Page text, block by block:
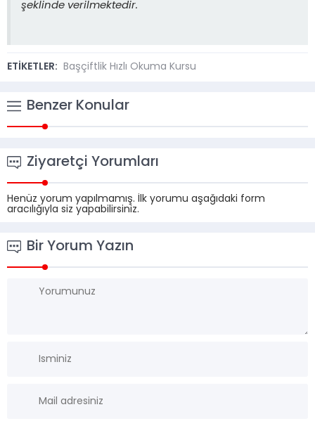
şeklinde verilmektedir.
ETİKETLER: Başçiftlik Hızlı Okuma Kursu
Benzer Konular
Ziyaretçi Yorumları
Henüz yorum yapılmamış. İlk yorumu aşağıdaki form
aracılığıyla siz yapabilirsiniz.
Bir Yorum Yazın